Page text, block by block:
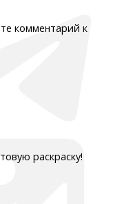
комментарий к
раскраску!